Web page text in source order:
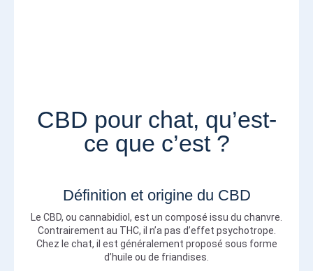
CBD pour chat, qu’est-
ce que c’est ?
Définition et origine du CBD
Le CBD, ou cannabidiol, est un composé issu du chanvre.
Contrairement au THC, il n’a pas d’effet psychotrope.
Chez le chat, il est généralement proposé sous forme
d’huile ou de friandises.